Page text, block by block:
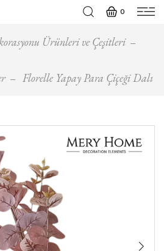
0
Ürünleri ve Çeşitleri
Florelle Yapay Para Çiçeği Dalı